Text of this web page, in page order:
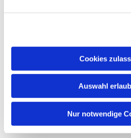
Cookies
Auswahl
Nur notwendige